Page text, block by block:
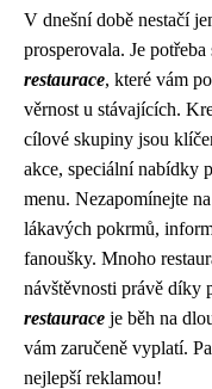
V dnešní době nestačí
prosperovala. Je potřeba
restaurace, které vám
věrnost u stávajících.
cílové skupiny jsou
akce, speciální nabídky
menu. Nezapomínejte
lákavých pokrmů,
fanoušky. Mnoho
návštěvnosti právě díky
restaurace je běh na
vám zaručeně vyplatí.
nejlepší reklamou!